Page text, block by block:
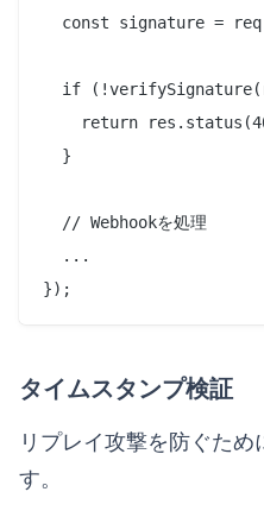
const signature =
if
return
  }
  // Webhookを処理
  ...
タイムスタンプ検証
リプレイ攻撃を防ぐた
す。